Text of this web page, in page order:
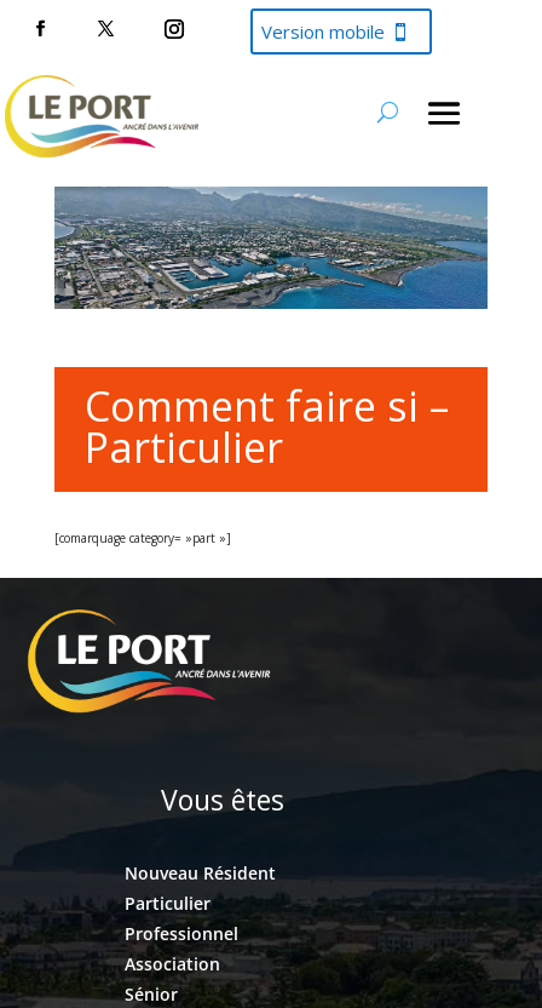
Version mobile
Comment faire si –
Particulier
[comarquage category= »part »]
Vous êtes
Nouveau Résident
Particulier
Professionnel
Association
Sénior